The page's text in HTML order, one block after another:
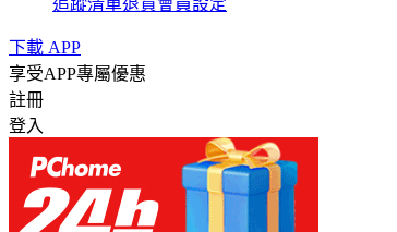
追蹤清單退貨會員設定
下載 APP
享受APP專屬優惠
註冊
登入